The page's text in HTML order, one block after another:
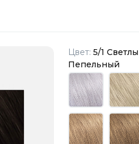
Цвет: 5/1
Пепельный